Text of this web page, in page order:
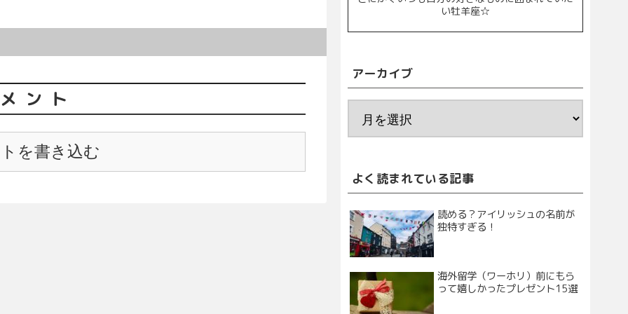
ント
を書き込む
い牡羊座☆
アーカイブ
よく読まれている記事
読める？アイリッシュの名前が
独特すぎる！
海外留学（ワーホリ）前にもら
って嬉しかったプレゼント15選